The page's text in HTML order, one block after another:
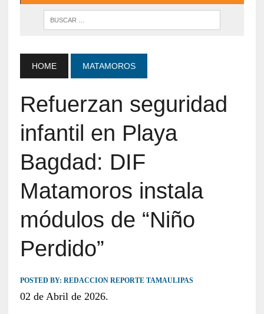
HOME MATAMOROS
Refuerzan seguridad
infantil en Playa
Bagdad: DIF
Matamoros instala
módulos de “Niño
Perdido”
POSTED BY: REDACCION REPORTE TAMAULIPAS
02 de Abril de 2026.